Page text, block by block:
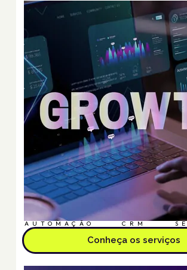
AUTOMAÇÃO CRM
Conheça os serviços